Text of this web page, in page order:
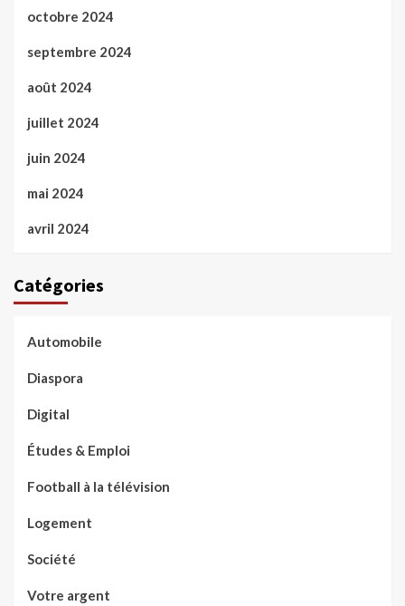
octobre 2024
septembre 2024
août 2024
juillet 2024
juin 2024
mai 2024
avril 2024
Catégories
Automobile
Diaspora
Digital
Études & Emploi
Football à la télévision
Logement
Société
Votre argent